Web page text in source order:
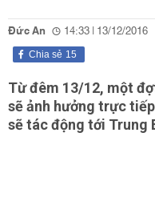
Đức An 14:33 | 13/12/2016
15
Chia sẻ
Từ đêm 13/12, một
sẽ ảnh hưởng trực
sẽ tác động tới Trung